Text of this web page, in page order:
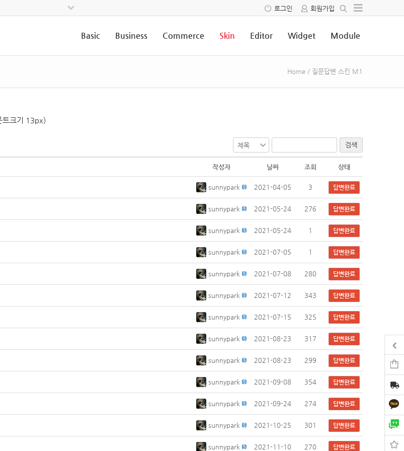
로그인 회원가입
Basic Business Commerce Skin Editor Widget Module
Home / 질문답변 스킨 M1
트크기 13px)
검색
작성자 날짜 조회 상태
sunnypark 2021-04-05 3 답변완료
sunnypark 2021-05-24 276 답변완료
sunnypark 2021-05-24 1 답변완료
sunnypark 2021-07-05 1 답변완료
sunnypark 2021-07-08 280 답변완료
sunnypark 2021-07-12 343 답변완료
sunnypark 2021-07-15 325 답변완료
sunnypark 2021-08-23 317 답변완료
sunnypark 2021-08-23 299 답변완료
sunnypark 2021-09-08 354 답변완료
sunnypark 2021-09-24 274 답변완료
sunnypark 2021-10-25 301 답변완료
sunnypark 2021-11-10 270 답변완료